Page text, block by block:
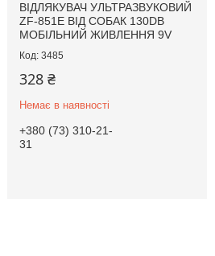
ВІДЛЯКУВАЧ УЛЬТРАЗВУКОВИЙ
ZF-851E ВІД СОБАК 130DB
МОБІЛЬНИЙ ЖИВЛЕННЯ 9V
3485
328 ₴
Немає в наявності
+380 (73) 310-21-
31